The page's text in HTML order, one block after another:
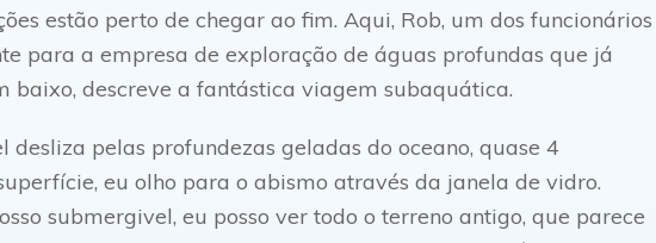
estão perto de chegar ao fim. Aqui, Rob, um dos funcionários
para a empresa de exploração de águas profundas que já
baixo, descreve a fantástica viagem subaquática.
desliza pelas profundezas geladas do oceano, quase 4
eu olho para o abismo através da janela de vidro.
submergivel, eu posso ver todo o terreno antigo, que parece